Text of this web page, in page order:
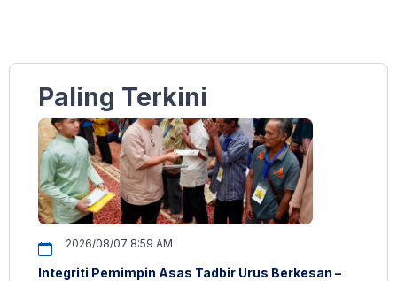
Paling Terkini
2026/08/07 8:59 AM
Integriti Pemimpin Asas Tadbir Urus Berkesan –